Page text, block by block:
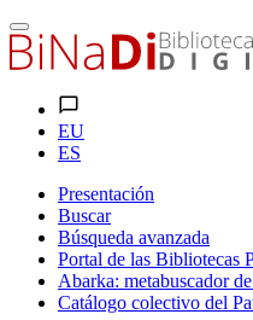
EU
ES
Presentación
Buscar
Búsqueda avanzada
Portal de las Bibliotecas
Abarka: metabuscador
Catálogo colectivo del